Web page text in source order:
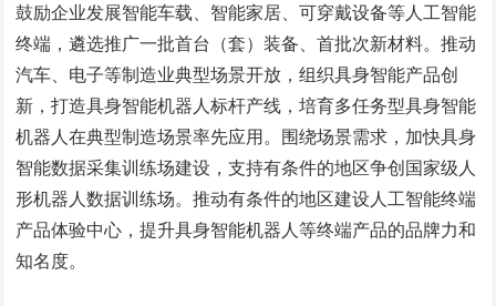
鼓励企业发展智能车载、智能家居、可穿戴设备等人工智能
终端，遴选推广一批首台（套）装备、首批次新材料。推动
汽车、电子等制造业典型场景开放，组织具身智能产品创
新，打造具身智能机器人标杆产线，培育多任务型具身智能
机器人在典型制造场景率先应用。围绕场景需求，加快具身
智能数据采集训练场建设，支持有条件的地区争创国家级人
形机器人数据训练场。推动有条件的地区建设人工智能终端
产品体验中心，提升具身智能机器人等终端产品的品牌力和
知名度。